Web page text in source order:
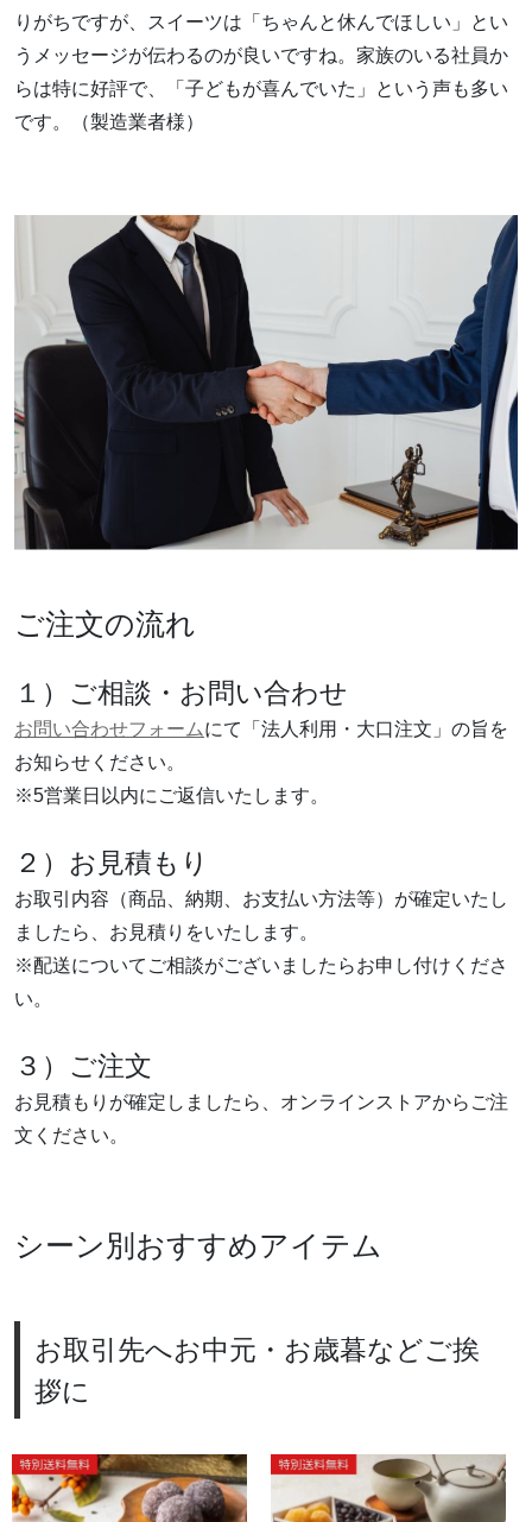
りがちですが、スイーツは「ちゃんと休んでほしい」とい
うメッセージが伝わるのが良いですね。家族のいる社員か
らは特に好評で、「子どもが喜んでいた」という声も多い
です。（製造業者様）
ご注文の流れ
１）ご相談・お問い合わせ
お問い合わせフォームにて「法人利用・大口注文」の旨を
お知らせください。
※5営業日以内にご返信いたします。
２）お見積もり
お取引内容（商品、納期、お支払い方法等）が確定いたし
ましたら、お見積りをいたします。
※配送についてご相談がございましたらお申し付けくださ
い。
３）ご注文
お見積もりが確定しましたら、オンラインストアからご注
文ください。
シーン別おすすめアイテム
お取引先へお中元・お歳暮などご挨
拶に